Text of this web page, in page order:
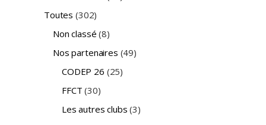
Toutes (302)
Non classé (8)
Nos partenaires (49)
CODEP 26 (25)
FFCT (30)
Les autres clubs (3)